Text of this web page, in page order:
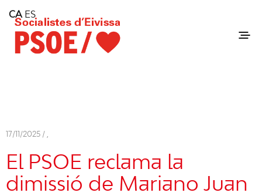
Consell Insular d'Eivissa
Services
Contact
17/11/2025 / ,
El PSOE reclama la
dimissió de Mariano Juan
CA ES